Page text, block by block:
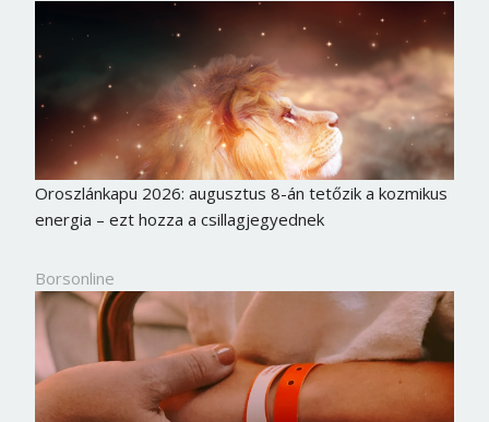
Oroszlánkapu 2026: augusztus 8-án tetőzik a kozmikus
energia – ezt hozza a csillagjegyednek
Borsonline